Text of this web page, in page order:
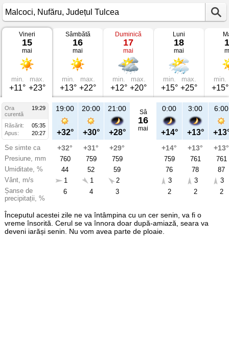
Vremea
Malcoci
2026
Nufăru,
Județul
Vineri
15
mai
min.
+11°
max.
+23°
Sâmbătă
16
mai
min.
+13°
max.
+22°
Duminică
17
mai
min.
+12°
max.
+20°
Luni
18
mai
min.
+15°
max.
+25°
min.
+15°
Ora
19:29
curentă
Răsărit:
05:35
Apus:
20:27
Se simte ca
Presiune, mm
Umiditate, %
Vânt, m/s
Șanse de
precipitații, %
19:00
+32°
+32°
760
44
1
6
20:00
+30°
+31°
759
52
1
4
21:00
+28°
+29°
759
59
2
3
Sâ
16
mai
0:00
+14°
+14°
759
76
3
2
3:00
+13°
+13°
761
78
3
2
6:00
+13°
761
87
3
2
Începutul acestei zile ne va întâmpina cu un cer senin, va fi o
vreme însorită. Cerul se va înnora doar după-amiază, seara va
deveni iarăși senin. Nu vom avea parte de ploaie.